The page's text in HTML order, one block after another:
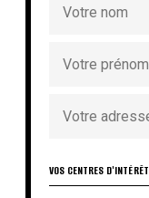
VOS CENTRES D'INTÉRÊT